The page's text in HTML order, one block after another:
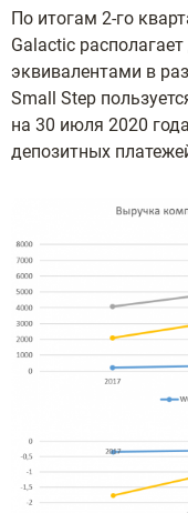
По итогам 2-го
Galactic
эквивалентами в
Small Step
на 30 июля 2020
депозитных